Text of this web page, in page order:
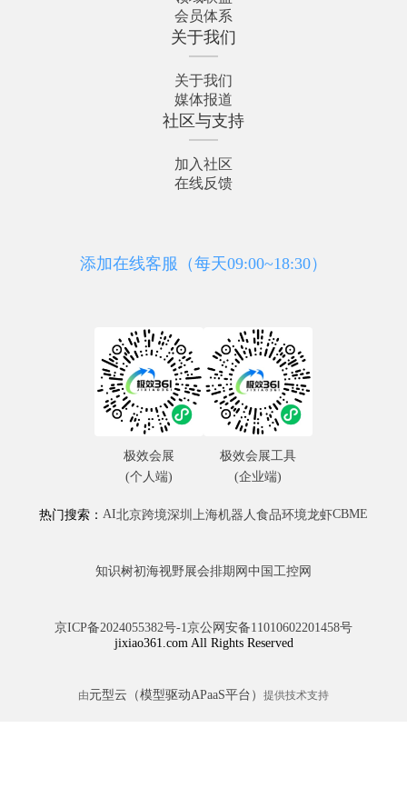
会员体系
关于我们
关于我们
媒体报道
社区与支持
加入社区
在线反馈
添加在线客服（每天09:00~18:30）
热门搜索： AI北京跨境深圳 上海机器人食品环境龙虾CBME
知识树初海视野展会排期网 中国工控网
京ICP备2024055382号-1京公网安备11010602201458号
jixiao361.com All Rights Reserved
由元型云（模型驱动APaaS平台） 提供技术支持
极效会展
(个人端)
极效会展工具
(企业端)